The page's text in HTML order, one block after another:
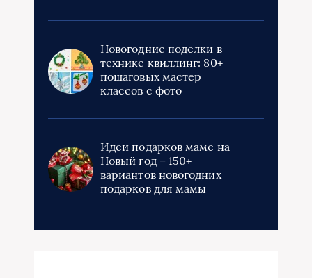
Новогодние поделки в
технике квиллинг: 80+
пошаговых мастер
классов с фото
Идеи подарков маме на
Новый год – 150+
вариантов новогодних
подарков для мамы